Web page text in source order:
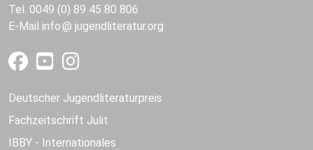
Tel. 0049 (0) 89 45 80 806
E-Mail info jugendliteratur.org
Deutscher Jugendliteraturpreis
Fachzeitschrift Julit
IBBY - Internationales